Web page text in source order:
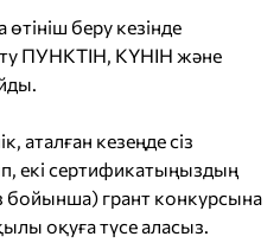
беру кезінде
ПУНКТІН, КҮНІН және
аталған кезеңде сіз
екі сертификатыңыздың
бойынша) грант конкурсына
оқуға түсе аласыз.